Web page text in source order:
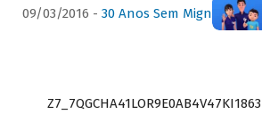
09/03/2016 - 30 Anos Sem Mignone
Z7_7QGCHA41LOR9E0AB4V47KI1863